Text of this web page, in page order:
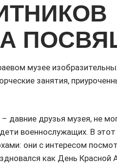
музее
занятия,
друзья музея, не
военнослужащих. В
они с интересом
как День Красной